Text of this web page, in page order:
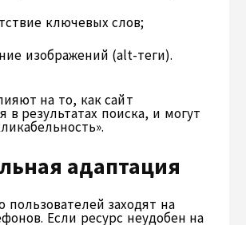
ключевых слов;
изображений (alt-теги).
на то, как сайт
в результатах поиска, и могут
адаптация
пользователей заходят на
Если ресурс неудобен на